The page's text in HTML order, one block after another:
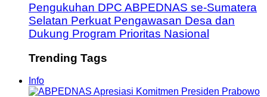
Pengukuhan DPC ABPEDNAS se-Sumatera
Selatan Perkuat Pengawasan Desa dan
Dukung Program Prioritas Nasional
Trending Tags
Info